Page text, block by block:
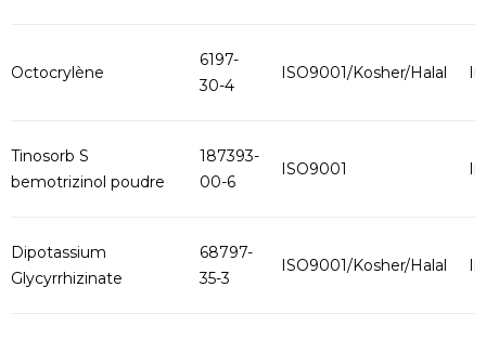
Octocrylène
6197-
30-4
ISO9001/Kosher/Halal
Tinosorb S
bemotrizinol poudre
187393-
00-6
ISO9001
Dipotassium
Glycyrrhizinate
68797-
35-3
ISO9001/Kosher/Halal